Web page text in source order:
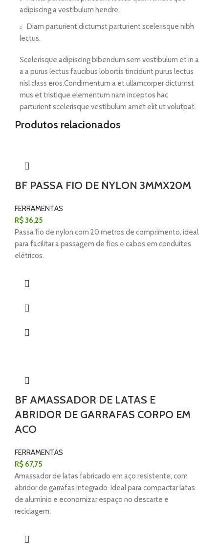
adipiscing a vestibulum hendre.
Diam parturient dictumst parturient scelerisque nibh
lectus.
Scelerisque adipiscing bibendum sem vestibulum et in a
a a purus lectus faucibus lobortis tincidunt purus lectus
nisl class eros.Condimentum a et ullamcorper dictumst
mus et tristique elementum nam inceptos hac
parturient scelerisque vestibulum amet elit ut volutpat.
Produtos relacionados
BF PASSA FIO DE NYLON 3MMX20M
FERRAMENTAS
R$36,25
Passa fio de nylon com 20 metros de comprimento, ideal
para facilitar a passagem de fios e cabos em conduítes
elétricos.
BF AMASSADOR DE LATAS E
ABRIDOR DE GARRAFAS CORPO EM
ACO
FERRAMENTAS
R$ 67,75
Amassador de latas fabricado em aço resistente, com
abridor de garrafas integrado. Ideal para compactar latas
de alumínio e economizar espaço no descarte e
reciclagem.